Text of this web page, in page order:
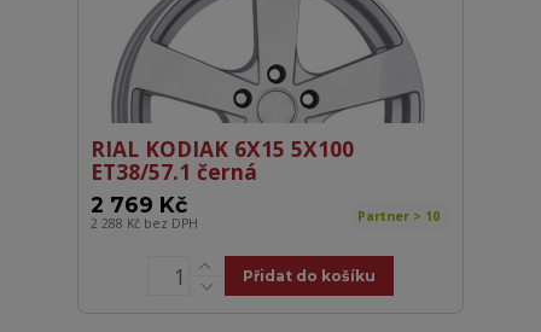
RIAL KODIAK 6X15 5X100
ET38/57.1 černá
2 769 Kč
2 288 Kč bez DPH Partner > 10
Přidat do košíku